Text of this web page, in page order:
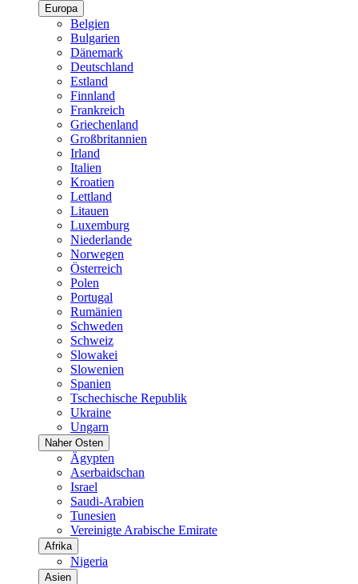
Europa
Belgien
Bulgarien
Dänemark
Deutschland
Estland
Finnland
Frankreich
Griechenland
Großbritannien
Irland
Italien
Kroatien
Lettland
Litauen
Luxemburg
Niederlande
Norwegen
Österreich
Polen
Portugal
Rumänien
Schweden
Schweiz
Slowakei
Slowenien
Spanien
Tschechische Republik
Ukraine
Ungarn
Naher Osten
Ägypten
Aserbaidschan
Israel
Saudi-Arabien
Tunesien
Vereinigte Arabische Emirate
Afrika
Nigeria
Asien